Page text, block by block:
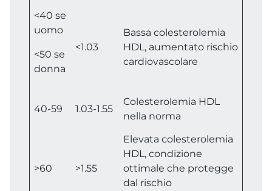
<40 se
uomo
<50 se
donna
<1.03
Bassa colesterolemia
HDL, aumentato rischio
cardiovascolare
40-59 1.03-1.55
Colesterolemia HDL
nella norma
>60 >1.55
Elevata colesterolemia
HDL, condizione
ottimale che protegge
dal rischio